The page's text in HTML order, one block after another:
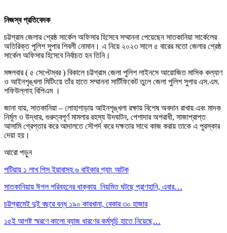
নিজস্ব প্রতিবেদক
চট্টগ্রাম জেলার শ্রেষ্ঠ সার্কেল অফিসার হিসেবে সম্মাননা পেয়েছেন সাতকানিয়া সার্কেলের
অতিরিক্ত পুলিশ সুপার শিবলী নোমান। এ নিয়ে ২০২৩ সালে ৫ বারের মতো জেলার শ্রেষ্ঠ
সার্কেল অফিসার হিসেবে নির্বাচত হন তিনি।
মঙ্গলবার ( ৫ সেপ্টেম্বর ) বিকালে চট্টগ্রাম জেলা পুলিশ লাইনসে আয়োজিত মাসিক কল্যাণ
ও আইনশৃঙ্খলা মিটিংয়ে তাঁর হাতে সম্মাননা সার্টিফিকেট তুলে জেলা পুলিশ সুপার এস.এম.
শফিউল্লাহ বিপিএম ।
জানা যায়, সাতকানিয়া – লোহাগাড়ায় আইনশৃঙ্খলা রক্ষায় বিশেষ অবদান রাখায় এবং মাদক
নির্মূল ও উদ্ধার, গুরুত্বপূর্ণ মামলার রহস্য উদঘাটন, পেশাদার অপরাধী, সাজাপ্রাপ্ত
আসামি গ্রেপ্তার করে আদালতে সৌপর্দ করে দক্ষতার সাথে কাজ করায় তাকে এ পুরস্কার
দেয়া হয়।
আরো পড়ুন
পটিয়ায় ১ লাখ পিস ইয়াবাসহ ৬ বাইকার গ্যাং আটক
সাতকানিয়ায় ঈগল পরিবহনের ধাক্কায় নিয়মিত ঘটছে প্রাণহানি, এবার…
চট্টগ্রামেই দুই বছরে বন্ধ ১৯০ কারখানা, বেকার ৩০ হাজার
১৫ই আগষ্ট স্মরণে কালো ব্যাজ ধারণের কর্মসূচি হাতে নিয়েছে…